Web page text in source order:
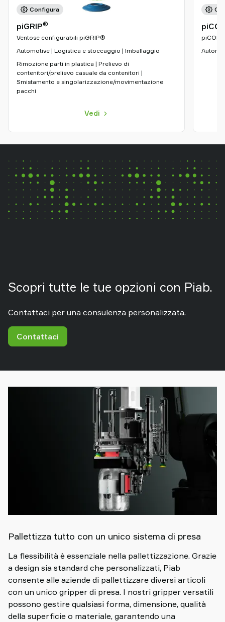
Configura
piGRIP®
Ventose configurabili piGRIP®
Automotive | Logistica e stoccaggio | Imballaggio
Rimozione parti in plastica | Prelievo di
contenitori/prelievo casuale da contenitori |
Smistamento e singolarizzazione/movimentazione
pacchi
Vedi
Scopri tutte le tue opzioni con Piab.
Contattaci per una consulenza personalizzata.
Contattaci
Pallettizza tutto con un unico sistema di presa
La flessibilità è essenziale nella pallettizzazione. Grazie
a design sia standard che personalizzati, Piab
consente alle aziende di pallettizzare diversi articoli
con un unico gripper di presa. I nostri gripper versatili
possono gestire qualsiasi forma, dimensione, qualità
della superficie o materiale, garantendo una